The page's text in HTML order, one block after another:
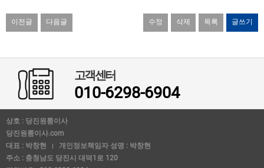
이전글 다음글 수정 삭제 목록 글쓰기
고객센터
010-6298-6904
상호 : 당진원룸이사
당진원룸이사.com
대표 : 박창현
개인정보책임자 성명 : 박창현
주소 : 충청남도 당진시 대덕1로 120